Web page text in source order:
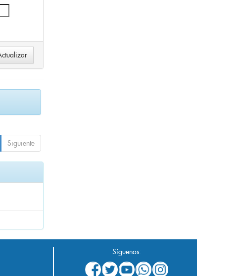
Siguiente
Síguenos: